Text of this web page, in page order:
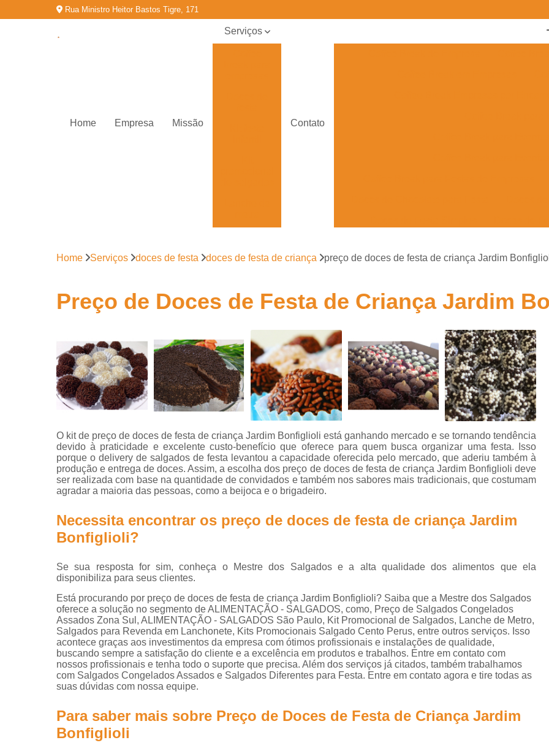
Rua Ministro Heitor Bastos Tigre, 171
Home Empresa Missão
Serviços
Salgados
Salgados
para festa
infantil
Salgados
para
revenda
Contato
Doces para Festa de Debutante
Doces para
Kit Doces Festa Infantil
Kit Doces para
Kit Lanchinho para Festa
Kit Promocional Aniversário Salgados
Kit Promocional de Salgados para
Kit Promocional Festa Salgados
Kit Promocional Salgados de Festa
Kit Promocional Salgados Festa Infantil
Kit Promocional Salgados para
Lanche de
Lanche
Salgados Congelados Assados por
Salgados Congelados Festa
Salgados Congelados Fritos por
Salgados Congelados para Festa
Salgados Congelados para Festas por
Salgados Aniversário
Salgados
Salgados para Aniversário Infantil
Home Serviços doces de festa doces de festa de criança preço de doces de festa de criança Jardim
Preço de Doces de Festa de Criança Jardim
O kit de preço de doces de festa de criança Jardim Bonfiglioli está ganhando mercado e se tornando tendência
devido à praticidade e excelente custo-benefício que oferece para quem busca organizar uma festa. Isso
porque o delivery de salgados de festa levantou a capacidade oferecida pelo mercado, que aderiu também à
produção e entrega de doces. Assim, a escolha dos preço de doces de festa de criança Jardim Bonfiglioli deve
ser realizada com base na quantidade de convidados e também nos sabores mais tradicionais, que costumam
agradar a maioria das pessoas, como a beijoca e o brigadeiro.
Necessita encontrar os preço de doces de festa de criança Jardim
Bonfiglioli?
Se sua resposta for sim, conheça o Mestre dos Salgados e a alta qualidade dos alimentos que ela
disponibiliza para seus clientes.
Está procurando por preço de doces de festa de criança Jardim Bonfiglioli? Saiba que a Mestre dos Salgados
oferece a solução no segmento de ALIMENTAÇÃO - SALGADOS, como, Preço de Salgados Congelados
Assados Zona Sul, ALIMENTAÇÃO - SALGADOS São Paulo, Kit Promocional de Salgados, Lanche de Metro,
Salgados para Revenda em Lanchonete, Kits Promocionais Salgado Cento Perus, entre outros serviços. Isso
acontece graças aos investimentos da empresa com ótimos profissionais e instalações de qualidade,
buscando sempre a satisfação do cliente e a excelência em produtos e trabalhos. Entre em contato com
nossos profissionais e tenha todo o suporte que precisa. Além dos serviços já citados, também trabalhamos
com Salgados Congelados Assados e Salgados Diferentes para Festa. Entre em contato agora e tire todas as
suas dúvidas com nossa equipe.
Para saber mais sobre Preço de Doces de Festa de Criança Jardim
Bonfiglioli